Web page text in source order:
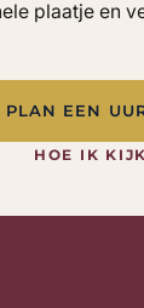
plaatje en
PLAN EEN
HOE IK KIJK